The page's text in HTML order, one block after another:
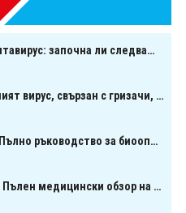
Ваксина срещу хантавирус: започна ли следващата голяма надпревара в медицината?
Хантавирус: опасният вирус, свързан с гризачи, който предизвика тревога в Европа
Clean Eating 2026: Пълно ръководство за биооптимизация чрез хранене
Грип тип A (H3N2): Пълен медицински обзор на сезонния щам през 2026 г.